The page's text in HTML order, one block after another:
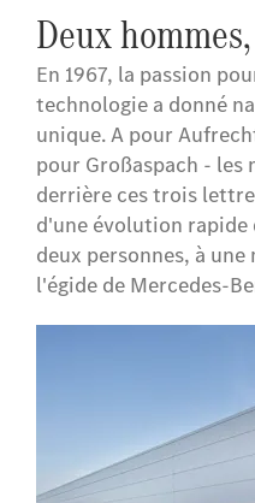
Deux
En 1967, la passion
technologie a donné
unique. A pour
pour Großaspach - les
derrière ces trois
d'une évolution
deux personnes, à
l'égide de Mercedes-